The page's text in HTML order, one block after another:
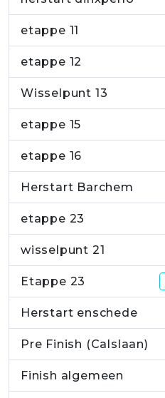
etappe 11
etappe 12
Wisselpunt 13
etappe 15
etappe 16
Herstart Barchem
etappe 23
wisselpunt 21
Etappe 23
Herstart enschede
Pre Finish (Calslaan)
Finish algemeen